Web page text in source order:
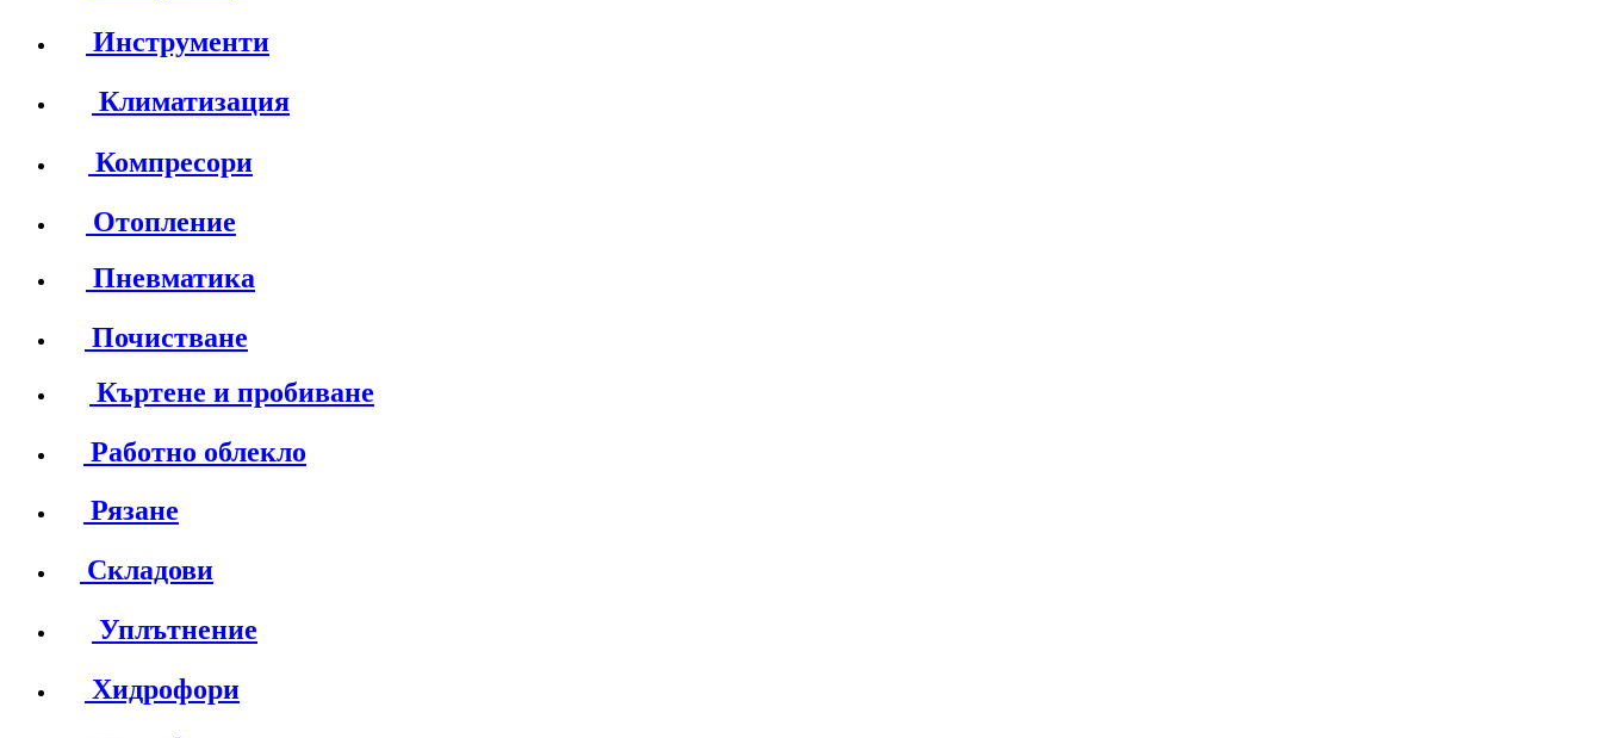
Инструменти
Климатизация
Компресори
Отопление
Пневматика
Почистване
Къртене и пробиване
Работно облекло
Рязане
Складови
Уплътнение
Хидрофори